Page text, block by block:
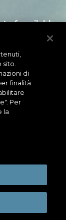
of available
di
finalità
Per
la